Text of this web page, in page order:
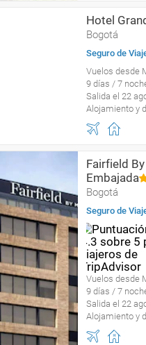
Hotel
Bogotá
Seguro de
Vuelos desde
9 días / 7
Salida el 22
Alojamiento y
Fairfield
Embajada
Bogotá
Seguro de
Vuelos desde
9 días / 7
Salida el 22
Alojamiento y